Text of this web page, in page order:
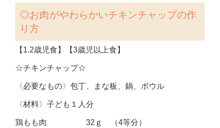
◎お肉がやわらかいチキンチャップの作
り方
【1.2歳児食】【3歳児以上食】
☆チキンチャップ☆
〈必要なもの〉包丁、まな板、鍋、ボウル
〈材料〉子ども１人分
鶏もも肉 32ｇ （4等分）